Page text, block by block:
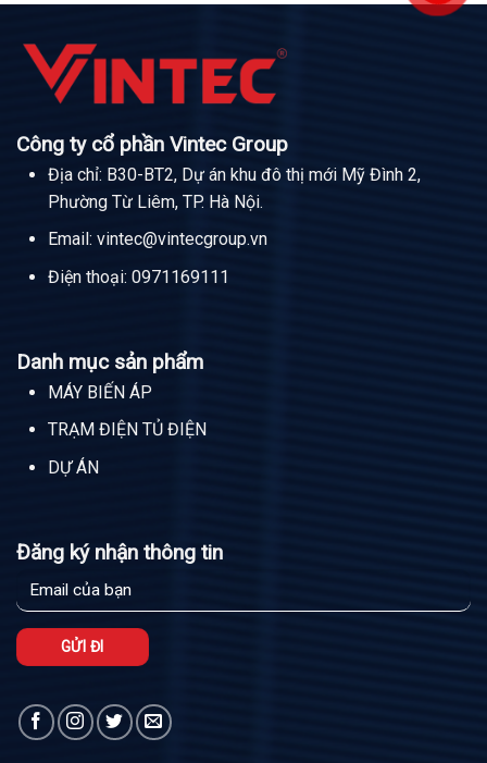
Công ty cổ phần Vintec Group
Địa chỉ: B30-BT2, Dự án khu đô thị mới Mỹ Đình 2,
Phường Từ Liêm, TP. Hà Nội.
Email:vintec@vintecgroup.vn
Điện thoại:0971169111
Danh mục sản phẩm
MÁY BIẾN ÁP
TRẠM ĐIỆN TỦ ĐIỆN
DỰ ÁN
Đăng ký nhận thông tin